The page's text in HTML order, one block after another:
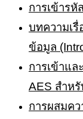
การเข้าร
บทความเรื่
ข้อมูล
การเข้าแ
AES สำห
การผสมค